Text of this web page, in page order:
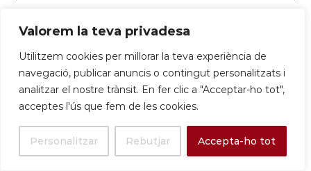
Valorem la teva privadesa
Utilitzem cookies per millorar la teva experiència de
navegació, publicar anuncis o contingut personalitzats i
analitzar el nostre trànsit. En fer clic a "Acceptar-ho tot",
acceptes l'ús que fem de les cookies.
Personalitzar Rebutjar Accepta-ho tot
Dos
detenidos
por
intentar
robar en
las obras
de la
variante
de Sant
Les obres de la
variant de Sant
Boi de Llobregat,
també
conegudes com
dels projectes
La